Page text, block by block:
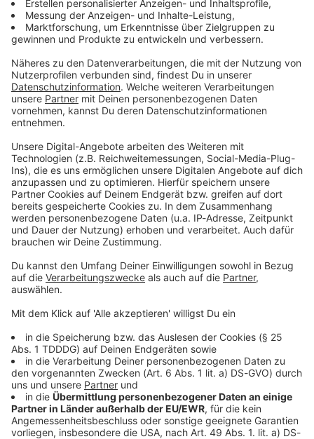
Zum Newsletter anmelden
Du möchtest uns etwas sagen?
Studio Hotline
Kontaktformular
Sprachnachricht
© dpa-infocom, dpa:260120-930-569355/4
Welt